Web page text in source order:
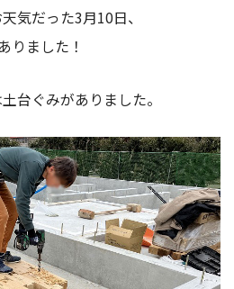
気だった3月10日、
りました！
台ぐみがありました。